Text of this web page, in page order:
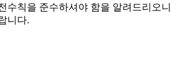
수칙을 준수하셔야 함을 알려드리오니
니다.